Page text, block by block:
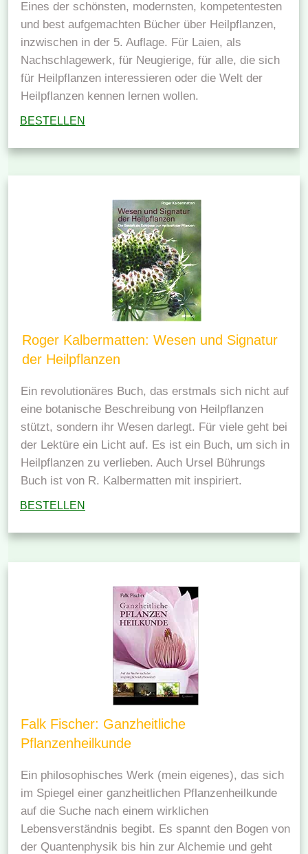
Eines der schönsten, modernsten, kompetentesten
und best aufgemachten Bücher über Heilpflanzen,
inzwischen in der 5. Auflage. Für Laien, als
Nachschlagewerk, für Neugierige, für alle, die sich
für Heilpflanzen interessieren oder die Welt der
Heilpflanzen kennen lernen wollen.
BESTELLEN
Roger Kalbermatten: Wesen und Signatur
der Heilpflanzen
Ein revolutionäres Buch, das erstmals sich nicht auf
eine botanische Beschreibung von Heilpflanzen
stützt, sondern ihr Wesen darlegt. Für viele geht bei
der Lektüre ein Licht auf. Es ist ein Buch, um sich in
Heilpflanzen zu verlieben. Auch Ursel Bührungs
Buch ist von R. Kalbermatten mit inspiriert.
BESTELLEN
Falk Fischer: Ganzheitliche
Pflanzenheilkunde
Ein philosophisches Werk (mein eigenes), das sich
im Spiegel einer ganzheitlichen Pflanzenheilkunde
auf die Suche nach einem wirklichen
Lebensverständnis begibt. Es spannt den Bogen von
der Quantenphysik bis hin zur Alchemie und geht